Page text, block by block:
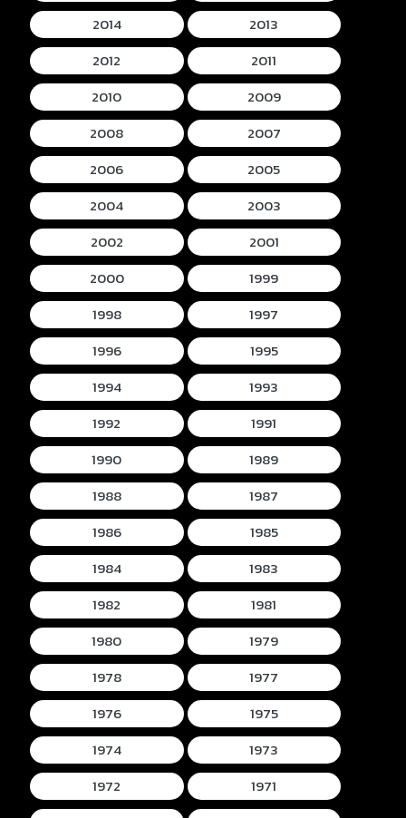
2014
2013
2012
2011
2010
2009
2008
2007
2006
2005
2004
2003
2002
2001
2000
1999
1998
1997
1996
1995
1994
1993
1992
1991
1990
1989
1988
1987
1986
1985
1984
1983
1982
1981
1980
1979
1978
1977
1976
1975
1974
1973
1972
1971